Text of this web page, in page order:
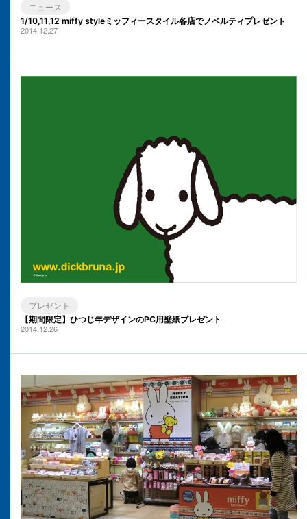
ニュース
1/10,11,12 miffy styleミッフィースタイル各店でノベルティプレゼント
2014.12.27
プレゼント
【期間限定】ひつじ年デザインのPC用壁紙プレゼント
2014.12.26